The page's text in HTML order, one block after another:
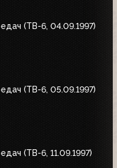
(ТВ-6, 04.09.1997)
(ТВ-6, 05.09.1997)
(ТВ-6, 11.09.1997)